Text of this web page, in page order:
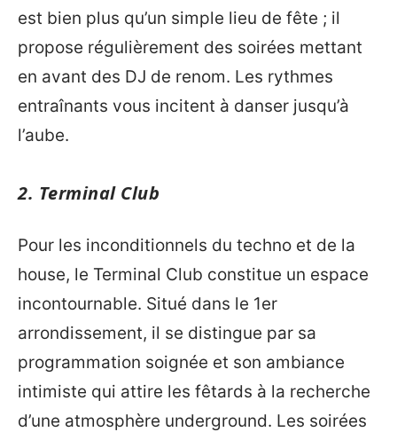
est bien plus qu’un simple lieu de fête ; il
propose régulièrement des soirées mettant
en avant des DJ de renom. Les rythmes
entraînants vous incitent à danser jusqu’à
l’aube.
2. Terminal Club
Pour les inconditionnels du techno et de la
house, le Terminal Club constitue un espace
incontournable. Situé dans le 1er
arrondissement, il se distingue par sa
programmation soignée et son ambiance
intimiste qui attire les fêtards à la recherche
d’une atmosphère underground. Les soirées